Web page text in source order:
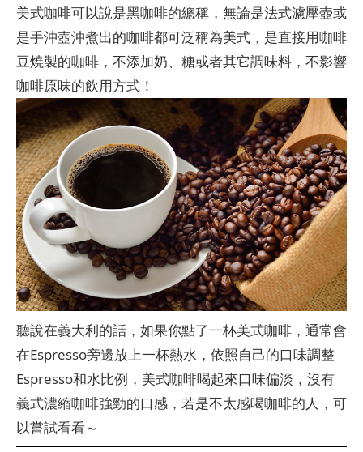
美式咖啡可以說是黑咖啡的總稱，無論是法式濾壓壺或
是手沖壺沖煮出的咖啡都可泛稱為美式，是直接用咖啡
豆燒製的咖啡，不添加奶、糖或者其它調味料，不影響
咖啡原味的飲用方式！
聽說在義大利的話，如果你點了一杯美式咖啡，通常會
在Espresso旁邊放上一杯熱水，依照自己的口味調整
Espresso和水比例，美式咖啡喝起來口味偏淡，沒有
義式濃縮咖啡強勁的口感，若是不太感喝咖啡的人，可
以嘗試看看～